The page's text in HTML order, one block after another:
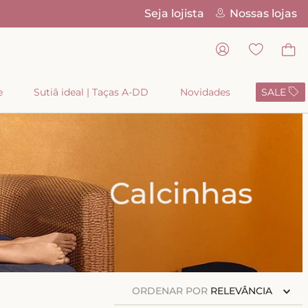
Pix
Seja lojista Nossas lojas
Sutiã ideal | Taças A-DD Novidades SALE
ORDENAR POR RELEVÂNCIA